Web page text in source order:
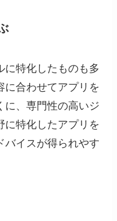
に特化したものも多
に合わせてアプリを
に、専門性の高いジ
に特化したアプリを
バイスが得られやす